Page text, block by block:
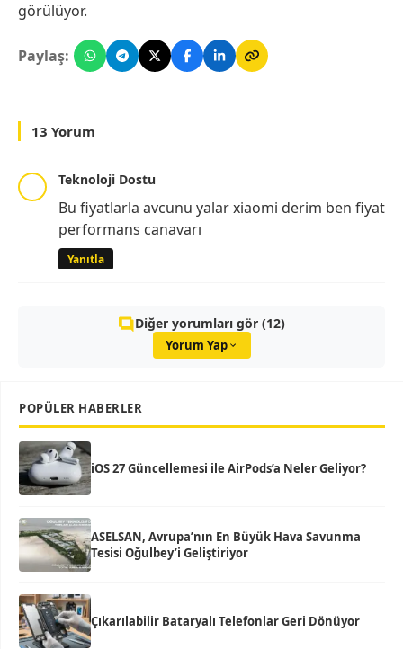
görülüyor.
Paylaş:
13 Yorum
Teknoloji Dostu
Bu fiyatlarla avcunu yalar xiaomi derim ben fiyat
performans canavarı
Yanıtla
Diğer yorumları gör (12)
Yorum Yap
POPÜLER HABERLER
iOS 27 Güncellemesi ile AirPods’a Neler Geliyor?
ASELSAN, Avrupa’nın En Büyük Hava Savunma
Tesisi Oğulbey’i Geliştiriyor
Çıkarılabilir Bataryalı Telefonlar Geri Dönüyor